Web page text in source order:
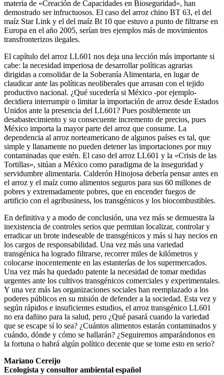
materia de «Creación de Capacidades en Bioseguridad», han
demostrado ser infructuosos. El caso del arroz chino BT 63, el del
maíz Star Link y el del maíz Bt 10 que estuvo a punto de filtrarse en
Europa en el año 2005, serían tres ejemplos más de movimientos
transfronterizos ilegales.
El capítulo del arroz LL601 nos deja una lección más importante si
cabe: la necesidad imperiosa de desarrollar políticas agrarias
dirigidas a consolidar de la Soberanía Alimentaria, en lugar de
claudicar ante las políticas neoliberales que arrasan con el tejido
productivo nacional. ¿Qué sucedería si México -por ejemplo-
decidiera interrumpir o limitar la importación de arroz desde Estados
Unidos ante la presencia del LL601? Pues posiblemente un
desabastecimiento y su consecuente incremento de precios, pues
México importa la mayor parte del arroz que consume. La
dependencia al arroz norteamericano de algunos países es tal, que
simple y llanamente no pueden detener las importaciones por muy
contaminadas que estén. El caso del arroz LL601 y la «Crisis de las
Tortillas», sitúan a México como paradigma de la inseguridad y
servidumbre alimentaria. Calderón Hinojosa debería pensar antes en
el arroz y el maíz como alimentos seguros para sus 60 millones de
pobres y extremadamente pobres, que en encender fuegos de
artificio con el agribusiness, los transgénicos y los biocombustibles.
En definitiva y a modo de conclusión, una vez más se demuestra la
inexistencia de controles serios que permitan localizar, controlar y
erradicar un brote indeseable de transgénicos y más si hay necios en
los cargos de responsabilidad. Una vez más una variedad
transgénica ha logrado filtrarse, recorrer miles de kilómetros y
colocarse inocentemente en las estanterías de los supermercados.
Una vez más ha quedado patente la necesidad de tomar medidas
urgentes ante los cultivos transgénicos comerciales y experimentales.
Y una vez más las organizaciones sociales han reemplazado a los
poderes públicos en su misión de defender a la sociedad. Esta vez y
según rápidos e insuficientes estudios, el arroz transgénico LL601
no era dañino para la salud, pero ¿Qué pasará cuando la variedad
que se escape sí lo sea? ¿Cuántos alimentos estarán contaminados y
cuándo, dónde y cómo se hallarán? ¿Seguiremos amparándonos en
la fortuna o habrá algún político decente que se tome esto en serio?
Mariano Cereijo
Ecologista y consultor ambiental español